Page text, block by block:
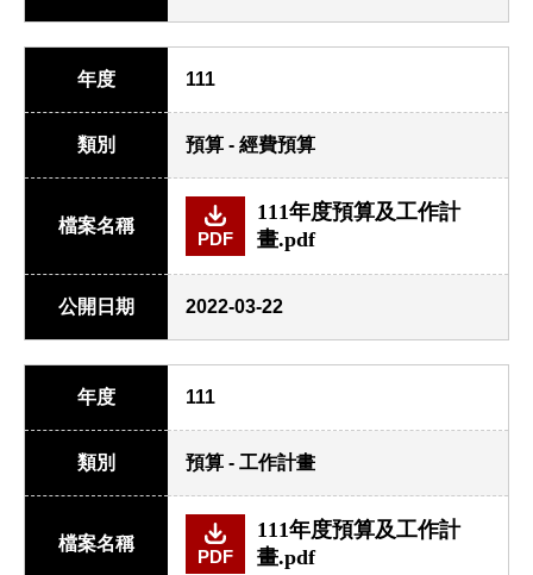
年度 111
類別 預算 - 經費預算
檔案名稱
PDF
111年度預算及工作計
畫.pdf
公開日期 2022-03-22
年度 111
類別 預算 - 工作計畫
檔案名稱
PDF
111年度預算及工作計
畫.pdf